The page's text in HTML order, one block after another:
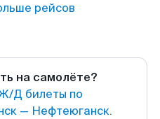
рейсов
на самолёте?
Д билеты по
— Нефтеюганск.